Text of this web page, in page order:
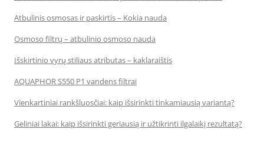
Atbulinis osmosas ir paskirtis – Kokia nauda
Osmoso filtrų – atbulinio osmoso nauda
Išskirtinio vyrų stiliaus atributas – kaklaraištis
AQUAPHOR S550 P1 vandens filtrai
Vienkartiniai rankšluosčiai: kaip išsirinkti tinkamiausią variantą?
Geliniai lakai: kaip išsirinkti geriausią ir užtikrinti ilgalaikį rezultatą?